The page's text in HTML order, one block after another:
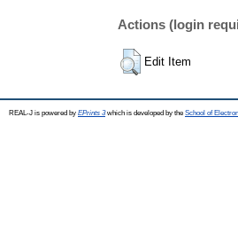
Actions (login
Edit Item
REAL-J is powered by EPrints 3which is developed by the School of